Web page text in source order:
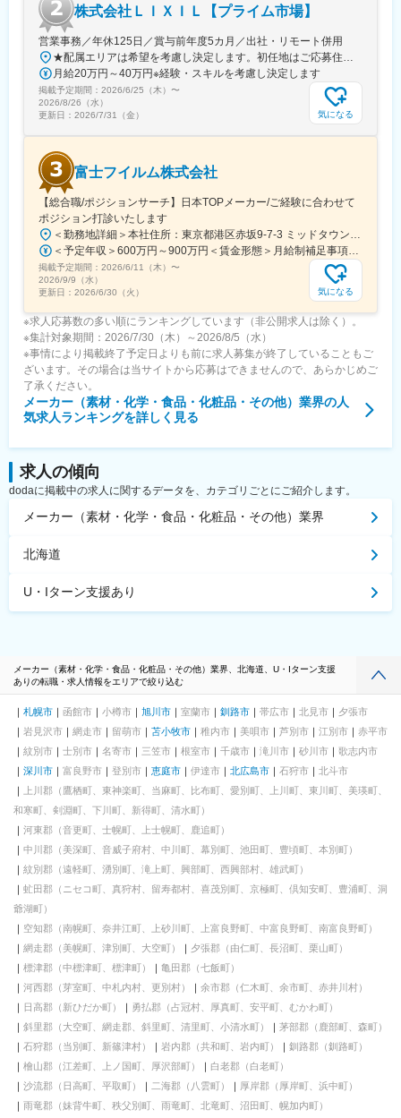
知県)、新豊橋駅、上前津駅、名鉄一宮駅、小田井駅、森下駅(愛知
県)、熱田駅、新豊田駅、中村公園駅、岡山駅前駅、自動車学校前
駅、新浜松駅、遠州病院駅、志井公園駅、平和通駅、黒崎駅前
駅、くいな橋駅、九条駅(京都府)、山科駅、四条駅(京都市営)、曽
根田駅、中浜駅、祇園駅(福岡県)、天神南駅、呉服町駅(福岡県)、
鹿児島駅前駅、さくら夙川駅、芦屋川駅、久寿川駅、宝塚南口
駅、山陽姫路駅、西代駅、山陽明石駅、ハーバーランド駅、三宮
駅(神戸新交通)、ハーブ園山麓駅、江吉良駅、新羽島駅、名鉄岐阜
駅、鵜沼駅、京成千葉駅、市川真間駅、栗林駅、狸小路駅、山頂
駅(千光寺山)、熊本駅前駅、新水前寺駅前駅、上熊本駅、新宿三丁
目駅、新宿駅(東京メトロ)、都電雑司ケ谷駅、東京駅、高輪ゲート
ウェイ駅、馬喰横山駅、京成関屋駅、築地市場駅、神田駅(東京
都)、立川南駅、新代田駅、稲荷町駅(東京都)、向原駅(東京都)、蓮
沼駅、銀座駅、水道橋駅、芝公園駅、北参道駅、高島町駅、武蔵
溝ノ口駅、馬車道駅、海老江駅、長堀橋駅、なんば駅(南海線)、Ｊ
Ｒ難波駅、大阪城北詰駅、動物園前駅、大阪駅、谷町四丁目駅、
四ツ橋駅、北天下茶屋駅、北浜駅(大阪府)、名鉄名古屋駅、駅前
駅、栄駅(愛知県)、西一宮駅、ナゴヤドーム前矢田駅、熱田神宮西
駅、西川緑道公園駅、第一通り駅、志井駅(北九州高速鉄道)、西小
倉駅、西黒崎駅、東寺駅、四宮駅、五条駅(京都市営)、京都河原町
駅、櫛田神社前駅、天神駅、水族館口駅、北１２条駅、大通駅、
芦屋駅(阪神線)、鳴尾・武庫川女子大前駅、駒ケ林駅、高速神戸
駅、神戸三宮駅(阪神)、風の丘中間駅、犬山遊園駅、新千葉駅、今
橋駅、片原町駅(香川県)、資生館小学校前駅、二本木口駅、味噌天
神前駅、県立体育館前駅
株式会社ＬＩＸＩＬ【プライム市場】
営業事務／年休125日／賞与前年度5カ月／出社・リモート併用
月給20万円～40万円※経験・スキルを考慮し決定します
掲載予定期間： 2026/6/25（木） 〜
2026/8/26（水）
更新日： 2026/7/31（金） 気になる
富士フイルム株式会社
【総合職/ポジションサーチ】日本TOPメーカー/ご経験に合わせて
ポジション打診いたします
掲載予定期間： 2026/6/11（木） 〜
2026/9/9（水）
更新日： 2026/6/30（火） 気になる
※求人応募数の多い順にランキングしています（非公開求人は除く）。
※集計対象期間：2026/7/30（木）～2026/8/5（水）
※事情により掲載終了予定日よりも前に求人募集が終了していることもご
ざいます。その場合は当サイトから応募はできませんので、あらかじめご
了承ください。
メーカー（素材・化学・食品・化粧品・その他）業界の人
気求人ランキングを詳しく見る
求人の傾向
dodaに掲載中の求人に関するデータを、カテゴリごとにご紹介します。
メーカー（素材・化学・食品・化粧品・その他）業界
北海道
U・Iターン支援あり
メーカー（素材・化学・食品・化粧品・その他）業界、北海道、U・Iターン支援
ありの転職・求人情報をエリアで絞り込む
札幌市 函館市 小樽市 旭川市 室蘭市 釧路市 帯広市 北見市
夕張市
岩見沢市
網走市 留萌市 苫小牧市 稚内市 美唄市 芦別市 江別市
赤平市
紋別市
士別市 名寄市 三笠市 根室市 千歳市 滝川市 砂川市
歌志内市
深川市
富良野市 登別市 恵庭市 伊達市 北広島市 石狩市
北斗市
上川郡（鷹栖町、東神楽町、当麻町、比布町、愛別町、上川町、東川町、美瑛町、
和寒町、剣淵町、下川町、新得町、清水町）
河東郡（音更町、士幌町、上士幌町、鹿追町）
中川郡（美深町、音威子府村、中川町、幕別町、池田町、豊頃町、本別町）
紋別郡（遠軽町、湧別町、滝上町、興部町、西興部村、雄武町）
虻田郡（ニセコ町、真狩村、留寿都村、喜茂別町、京極町、倶知安町、豊浦町、洞
爺湖町）
空知郡（南幌町、奈井江町、上砂川町、上富良野町、中富良野町、南富良野町）
網走郡（美幌町、津別町、大空町）
夕張郡（由仁町、長沼町、栗山町）
標津郡（中標津町、標津町）
亀田郡（七飯町）
河西郡（芽室町、中札内村、更別村）
余市郡（仁木町、余市町、赤井川村）
日高郡（新ひだか町）
勇払郡（占冠村、厚真町、安平町、むかわ町）
斜里郡（大空町、網走郡、斜里町、清里町、小清水町）
茅部郡（鹿部町、森町）
石狩郡（当別町、新篠津村）
岩内郡（共和町、岩内町）
釧路郡（釧路町）
檜山郡（江差町、上ノ国町、厚沢部町）
白老郡（白老町）
沙流郡（日高町、平取町）
二海郡（八雲町）
厚岸郡（厚岸町、浜中町）
雨竜郡（妹背牛町、秩父別町、雨竜町、北竜町、沼田町、幌加内町）